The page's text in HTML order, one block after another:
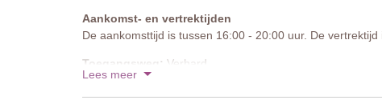
Aankomst- en vertrektijden
De aankomsttijd is tussen 16:00 - 20:00 uur. De vertrektijd
Toegangsweg: Verhard
Lees meer